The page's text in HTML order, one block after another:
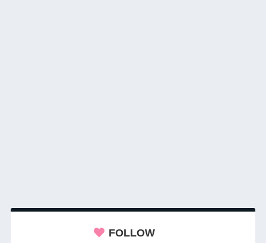
FOLLOW